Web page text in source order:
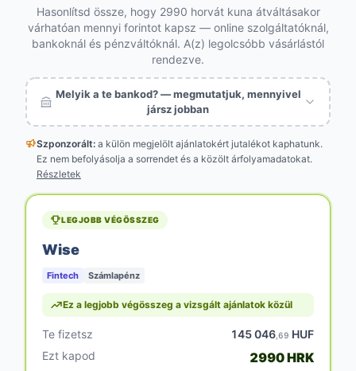
Hasonlítsd össze, hogy 2990 horvát kuna átváltásakor
várhatóan mennyi forintot kapsz — online szolgáltatóknál,
bankoknál és pénzváltóknál. A(z) legolcsóbb vásárlástól
rendezve.
Melyik a te bankod? — megmutatjuk, mennyivel
jársz jobban
Szponzorált: a külön megjelölt ajánlatokért jutalékot kaphatunk.
Ez nem befolyásolja a sorrendet és a közölt árfolyamadatokat.
Részletek
LEGJOBB VÉGÖSSZEG
Wise
Fintech Számlapénz
Ez a legjobb végösszeg a vizsgált ajánlatok közül
Te fizetsz 145 046 ,69 HUF
Ezt kapod
2990 HRK